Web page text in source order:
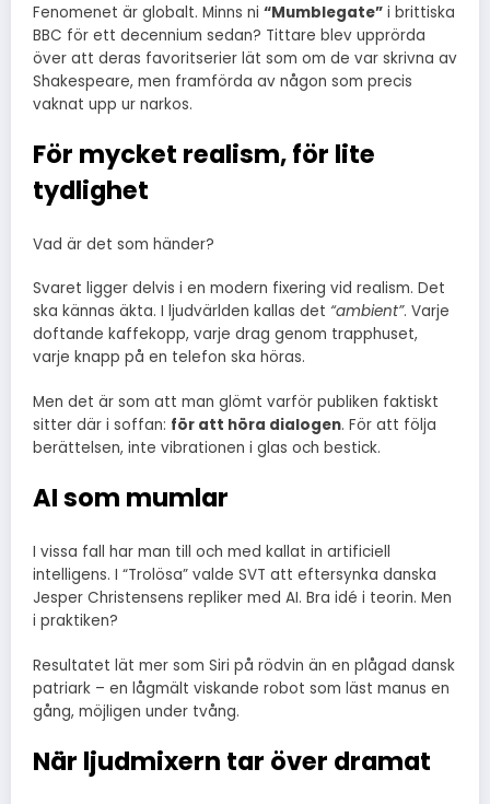
Fenomenet är globalt. Minns ni “Mumblegate” i brittiska
BBC för ett decennium sedan? Tittare blev upprörda
över att deras favoritserier lät som om de var skrivna av
Shakespeare, men framförda av någon som precis
vaknat upp ur narkos.
För mycket realism, för lite
tydlighet
Vad är det som händer?
Svaret ligger delvis i en modern fixering vid realism. Det
ska kännas äkta. I ljudvärlden kallas det “ambient”. Varje
doftande kaffekopp, varje drag genom trapphuset,
varje knapp på en telefon ska höras.
Men det är som att man glömt varför publiken faktiskt
sitter där i soffan: för att höra dialogen. För att följa
berättelsen, inte vibrationen i glas och bestick.
AI som mumlar
I vissa fall har man till och med kallat in artificiell
intelligens. I “Trolösa” valde SVT att eftersynka danska
Jesper Christensens repliker med AI. Bra idé i teorin. Men
i praktiken?
Resultatet lät mer som Siri på rödvin än en plågad dansk
patriark – en lågmält viskande robot som läst manus en
gång, möjligen under tvång.
När ljudmixern tar över dramat